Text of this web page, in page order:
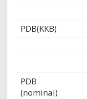
PDB(KKB)
PDB
(nominal)